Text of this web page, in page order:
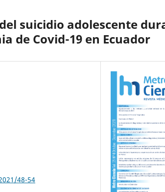
suicidio adolescente
de Covid-19 en Ecuador
48-54